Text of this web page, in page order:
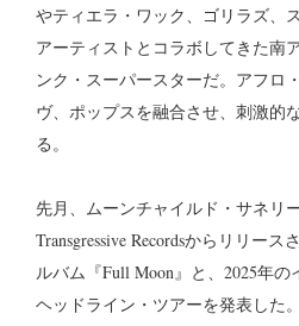
やティエラ・ワック、ゴリラズ、
アーティストとコラボしてきた南
ンク・スーパースターだ。アフロ
ヴ、ポップスを融合させ、刺激的
る。
先月、ムーンチャイルド・サネリ
Transgressive Recordsからリリー
ルバム『Full Moon』と、2025年
ヘッドライン・ツアーを発表した。